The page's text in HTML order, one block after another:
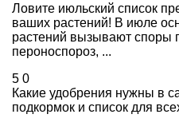
Ловите июльский список
ваших растений! В июле
растений вызывают
пероноспороз, ...
5 0
Какие удобрения нужны в
подкормок и список для